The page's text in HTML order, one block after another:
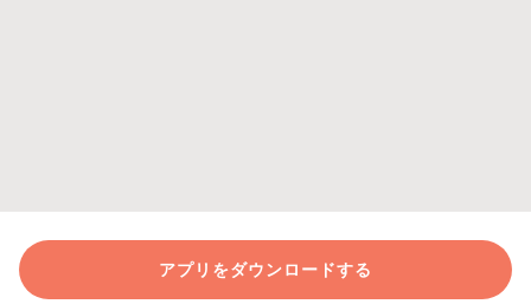
アプリをダウンロードする